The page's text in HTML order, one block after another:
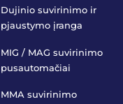
Dujinio suvirinimo ir
pjaustymo įranga
MIG / MAG suvirinimo
pusautomačiai
MMA suvirinimo